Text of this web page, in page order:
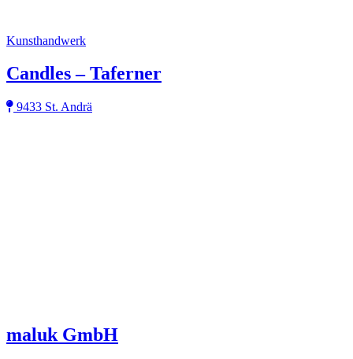
Kunsthandwerk
Candles – Taferner
9433 St. Andrä
maluk GmbH